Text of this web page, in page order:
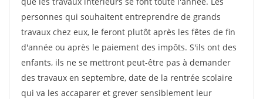
personnes qui souhaitent entreprendre de grands
travaux chez eux, le feront plutôt après les fêtes de fin
d'année ou après le paiement des impôts. S'ils ont des
enfants, ils ne se mettront peut-être pas à demander
des travaux en septembre, date de la rentrée scolaire
qui va les accaparer et grever sensiblement leur